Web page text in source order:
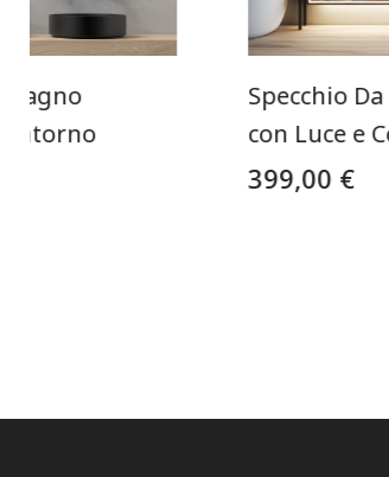
Bagno
Specchio
con Luce e
399,00 €